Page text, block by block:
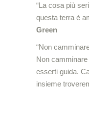
“La cosa più
questa terra è
Green
“Non
Non
esserti guida.
insieme